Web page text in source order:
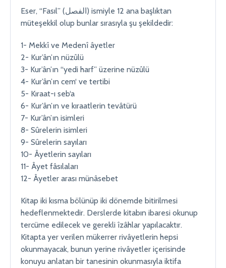
Eser, “Fasıl” (الفصل) ismiyle 12 ana başlıktan
müteşekkil olup bunlar sırasıyla şu şekildedir:
1- Mekkî ve Medenî âyetler
2- Kur’ân’ın nüzûlü
3- Kur’ân’ın “yedi harf” üzerine nüzûlü
4- Kur’ân’ın cem‘ ve tertibi
5- Kıraat-ı seb‘a
6- Kur’ân’ın ve kıraatlerin tevâtürü
7- Kur’ân’ın isimleri
8- Sûrelerin isimleri
9- Sûrelerin sayıları
10- Âyetlerin sayıları
11- Âyet fâsılaları
12- Âyetler arası münâsebet
Kitap iki kısma bölünüp iki dönemde bitirilmesi
hedeflenmektedir. Derslerde kitabın ibaresi okunup
tercüme edilecek ve gerekli îzâhlar yapılacaktır.
Kitapta yer verilen mükerrer rivâyetlerin hepsi
okunmayacak, bunun yerine rivâyetler içerisinde
konuyu anlatan bir tanesinin okunmasıyla iktifa